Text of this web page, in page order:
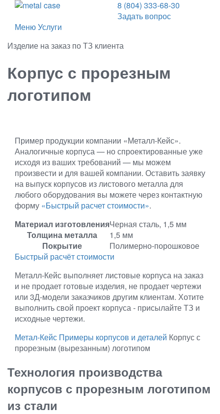
8 (804) 333-68-30
Задать вопрос
МенюУслуги
Изделие на заказ по ТЗ клиента
Корпус с прорезным
логотипом
Пример продукции компании «Металл-Кейс».
Аналогичные корпуса — но спроектированные уже
исходя из ваших требований — мы можем
произвести и для вашей компании. Оставить заявку
на выпуск корпусов из листового металла для
любого оборудования вы можете через контактную
форму «Быстрый расчет стоимости».
Материал изготовленияЧерная сталь, 1,5 мм
Толщина металла
1,5 мм
Покрытие
Полимерно-порошковое
Быстрый расчёт стоимости
Металл-Кейс выполняет листовые корпуса на заказ
и не продает готовые изделия, не продает чертежи
или 3Д-модели заказчиков другим клиентам. Хотите
выполнить свой проект корпуса - присылайте ТЗ и
исходные чертежи.
Метал-Кейс Примеры корпусов и деталей Корпус с
прорезным (вырезанным) логотипом
Технология производства
корпусов с прорезным логотипом
из стали